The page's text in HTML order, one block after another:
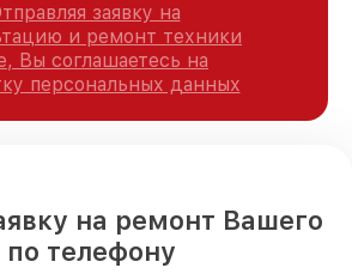
заявку на
и ремонт техники
Вы соглашаетесь на
персональных данных
на ремонт Вашего
по телефону